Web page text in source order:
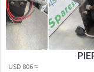
≈ 806 USD